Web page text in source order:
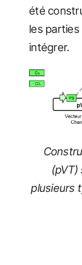
été
les
intégrer.
(pVT)
plusieurs